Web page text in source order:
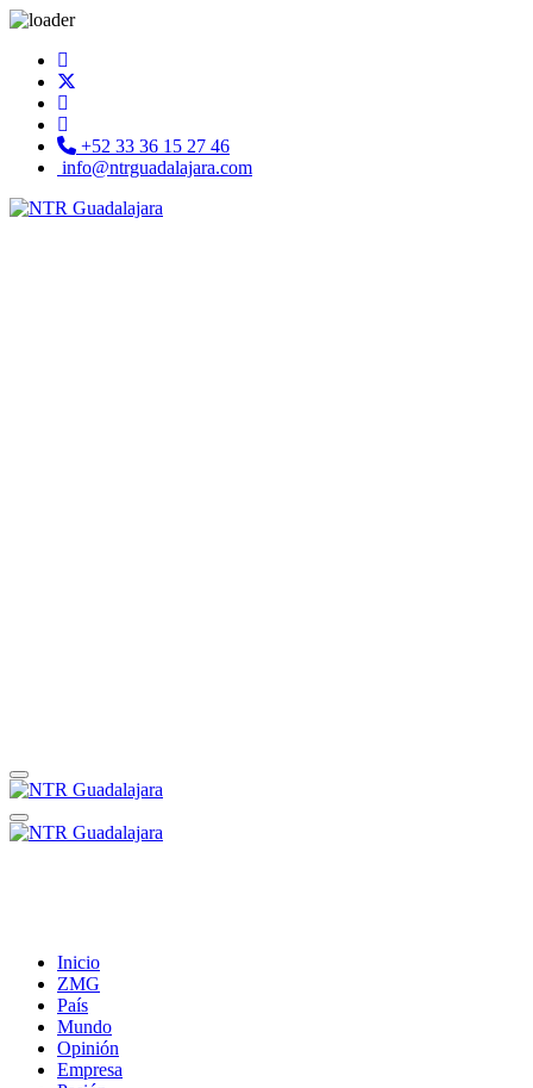
+52 33 36 15 27 46
info@ntrguadalajara.com
Inicio
ZMG
País
Mundo
Opinión
Empresa